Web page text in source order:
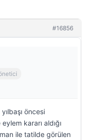
#16856
öncesi
kararı aldığı
ile tatilde görülen